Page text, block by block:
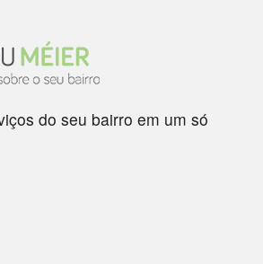
do seu bairro em um só